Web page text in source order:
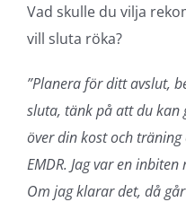
Vad skulle du vilja
vill sluta röka?
”Planera för ditt avslut,
sluta, tänk på att du kan
över din kost och träning
EMDR. Jag var en
Om jag klarar det, då